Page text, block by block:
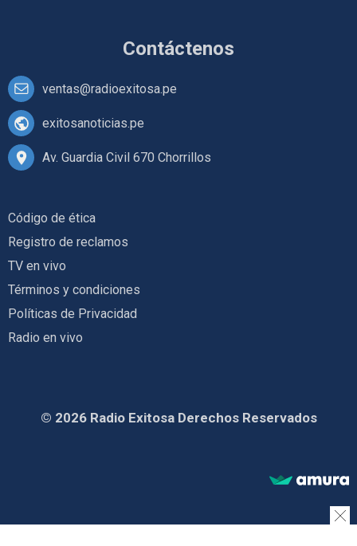
Contáctenos
ventas@radioexitosa.pe
exitosanoticias.pe
Av. Guardia Civil 670 Chorrillos
Código de ética
Registro de reclamos
TV en vivo
Términos y condiciones
Políticas de Privacidad
Radio en vivo
© 2026 Radio Exitosa Derechos Reservados